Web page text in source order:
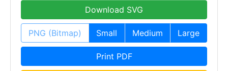
Download SVG
PNG (Bitmap) Small Medium Large
Print PDF